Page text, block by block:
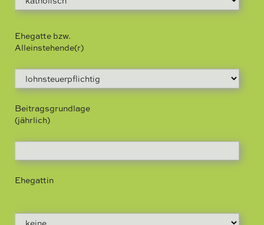
Ehegatte bzw.
Alleinstehende(r)
Beitragsgrundlage
(jährlich)
Ehegattin